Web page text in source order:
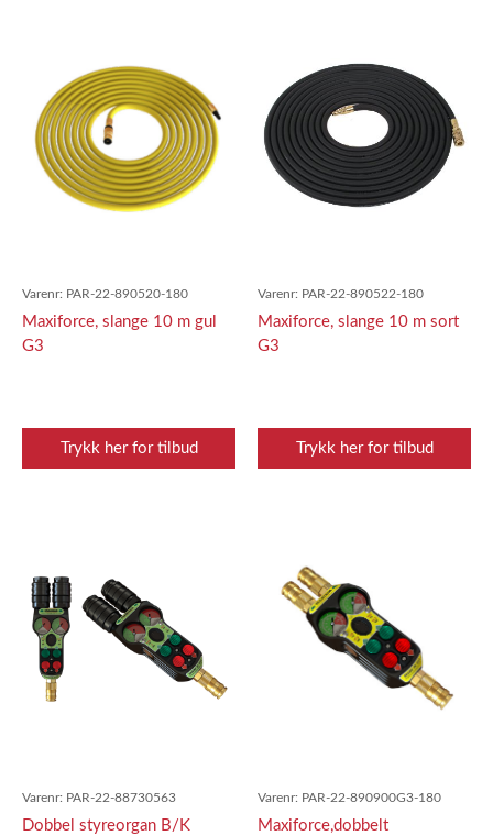
Varenr: PAR-22-890520-180
Maxiforce, slange 10 m gul
G3
Trykk her for tilbud
Varenr: PAR-22-890522-180
Maxiforce, slange 10 m sort
G3
Trykk her for tilbud
Varenr: PAR-22-88730563
Dobbel styreorgan B/K
Varenr: PAR-22-890900G3-180
Maxiforce,dobbelt